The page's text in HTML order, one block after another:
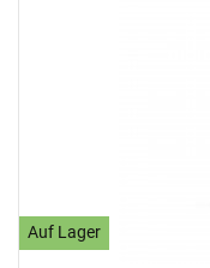
Auf Lager